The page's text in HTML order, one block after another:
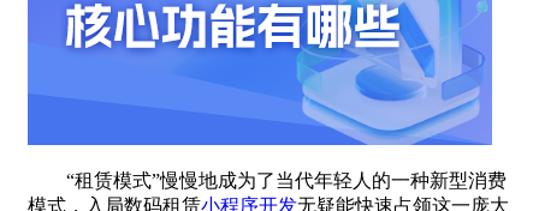
“租赁模式”慢慢地成为了当代年轻人的一种新型消费
模式，入局数码租赁小程序开发无疑能快速占领这一庞大